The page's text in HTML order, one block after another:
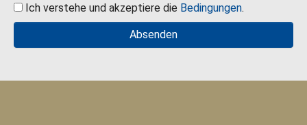
Ich verstehe und akzeptiere die Bedingungen.